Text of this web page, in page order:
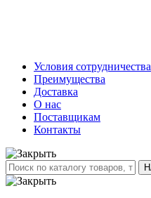
Условия сотрудничества
Преимущества
Доставка
О нас
Поставщикам
Контакты